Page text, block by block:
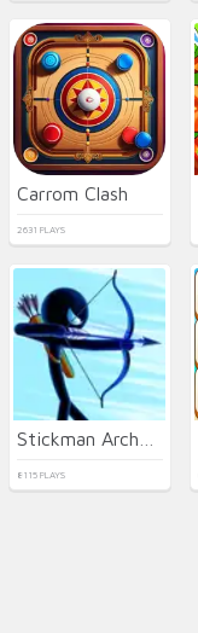
Carrom Clash
2631 PLAYS
8115 PLAYS